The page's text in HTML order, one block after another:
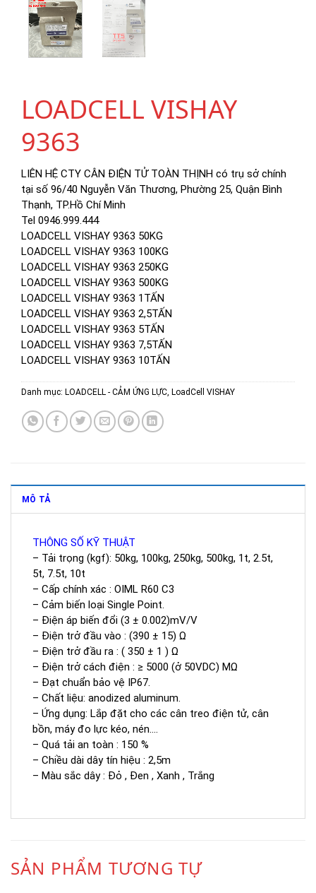
LOADCELL VISHAY
9363
LIÊN HỆ CTY CÂN ĐIỆN TỬ TOÀN THỊNH có trụ sở chính
tại số 96/40 Nguyễn Văn Thương, Phường 25, Quận Bình
Thạnh, TP.Hồ Chí Minh
Tel 0946.999.444
LOADCELL VISHAY 9363 50KG
LOADCELL VISHAY 9363 100KG
LOADCELL VISHAY 9363 250KG
LOADCELL VISHAY 9363 500KG
LOADCELL VISHAY 9363 1TẤN
LOADCELL VISHAY 9363 2,5TẤN
LOADCELL VISHAY 9363 5TẤN
LOADCELL VISHAY 9363 7,5TẤN
LOADCELL VISHAY 9363 10TẤN
Danh mục: LOADCELL - CẢM ỨNG LỰC, LoadCell VISHAY
MÔ TẢ
THÔNG SỐ KỸ THUẬT
– Tải trọng (kgf): 50kg, 100kg, 250kg, 500kg, 1t, 2.5t,
5t, 7.5t, 10t
– Cấp chính xác : OIML R60 C3
– Cảm biến loại Single Point.
– Điện áp biến đổi (3 ± 0.002)mV/V
– Điện trở đầu vào : (390 ± 15) Ω
– Điện trở đầu ra : ( 350 ± 1 ) Ω
– Điện trở cách điện : ≥ 5000 (ở 50VDC) MΩ
– Đạt chuẩn bảo vệ IP67.
– Chất liệu: anodized aluminum.
– Ứng dụng: Lắp đặt cho các cân treo điện tử, cân
bồn, máy đo lực kéo, nén….
– Quá tải an toàn : 150 %
– Chiều dài dây tín hiệu : 2,5m
– Màu sắc dây : Đỏ , Đen , Xanh , Trắng
SẢN PHẨM TƯƠNG TỰ